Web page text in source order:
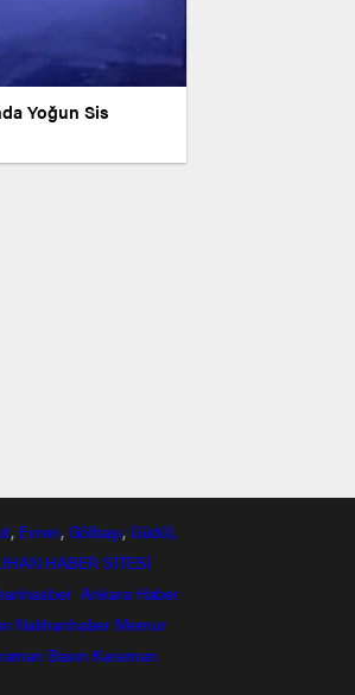
Yoğun Sis
, Evren, Gölbaşı, Güdül,
HABER SİTESİ
Ankara Haber
Nalıhanhaber Memur
Basın Karaman